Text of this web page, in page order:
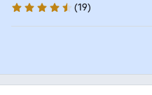
4.7 Sterne
(19)